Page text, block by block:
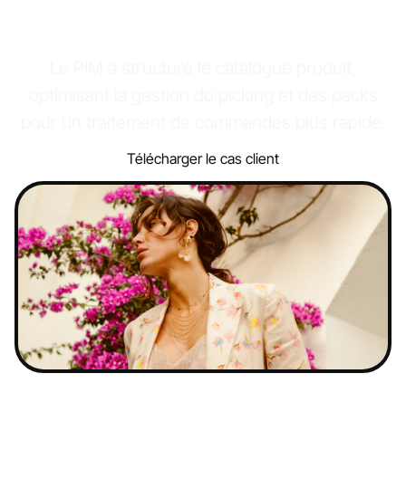
Télécharger le cas client